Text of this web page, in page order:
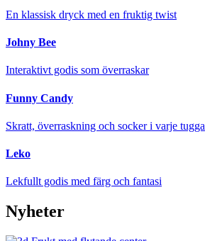
En klassisk dryck med en fruktig twist
Johny Bee
Interaktivt godis som överraskar
Funny Candy
Skratt, överraskning och socker i varje tugga
Leko
Lekfullt godis med färg och fantasi
Nyheter